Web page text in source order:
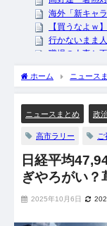
ホーム ニュース
ニュースまとめ 政
高市ラリー
日経平均
ぎやろがい？
2025年10月6日